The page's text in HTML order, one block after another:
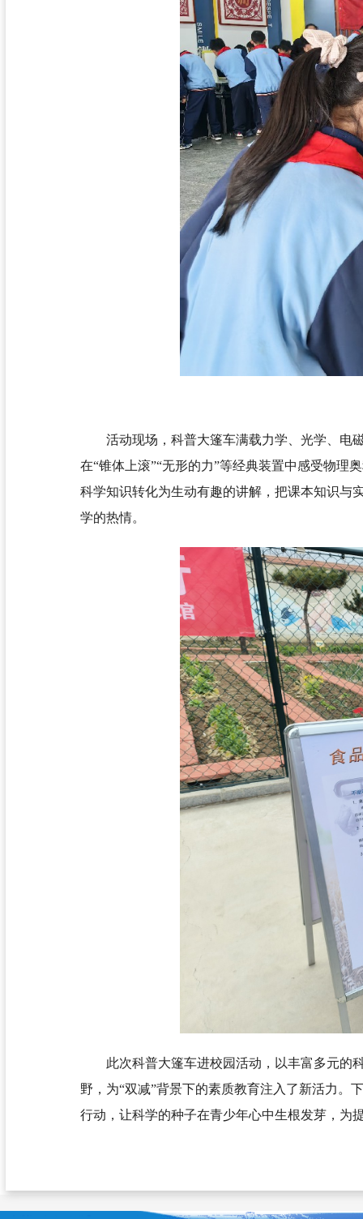
活动现场，科普大篷车满载力学、光学、电
在“锥体上滚”“无形的力”等经典装置中感受物理
科学知识转化为生动有趣的讲解，把课本知识与
学的热情。
此次科普大篷车进校园活动，以丰富多元的
野，为“双减”背景下的素质教育注入了新活力。
行动，让科学的种子在青少年心中生根发芽，为